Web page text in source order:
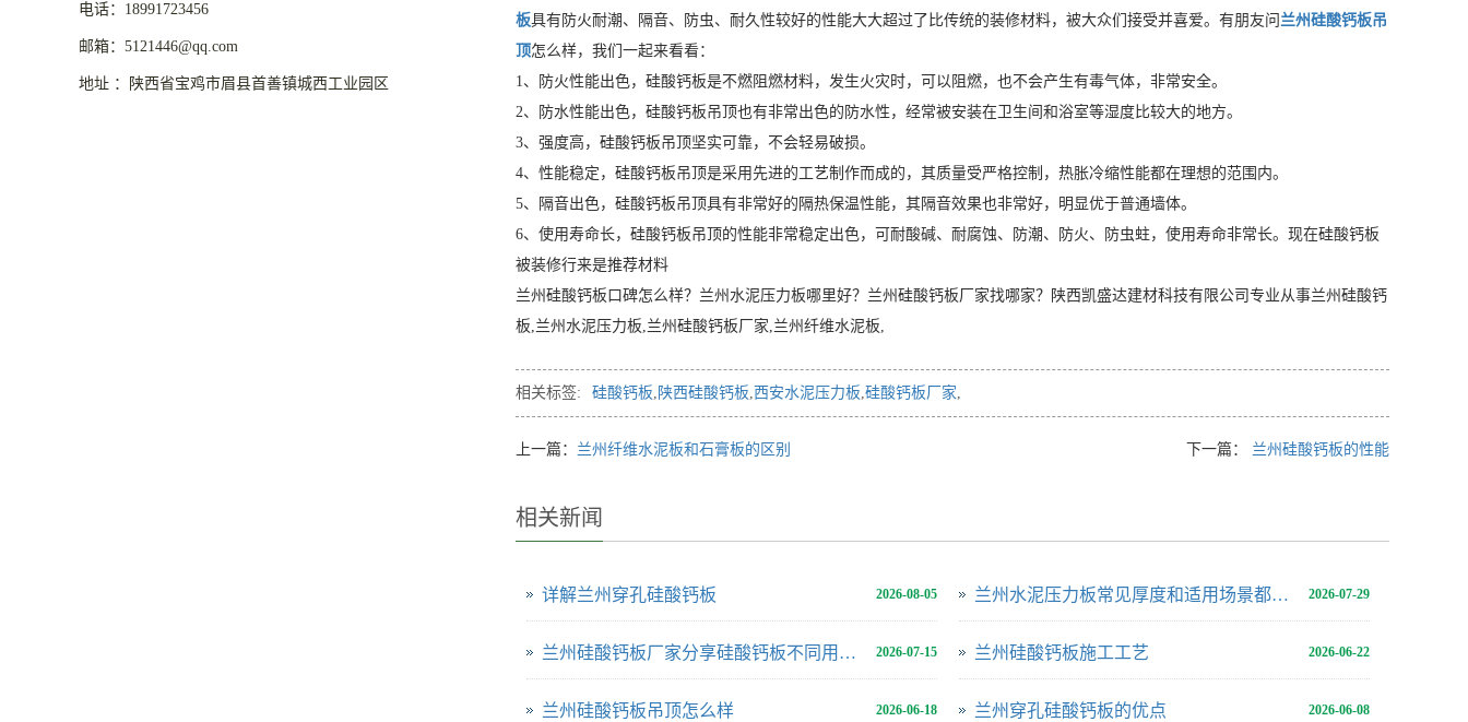
电话：18991723456
邮箱：5121446@qq.com
地址 ：陕西省宝鸡市眉县首善镇城西工业园区
板具有防火耐潮、隔音、防虫、耐久性较好的性能大大超过了比传统的装修材料，被大众们接受并喜爱。有朋友问 兰州硅酸钙板吊
顶怎么样，我们一起来看看：
1、防火性能出色，硅酸钙板是不燃阻燃材料，发生火灾时，可以阻燃，也不会产生有毒气体，非常安全。
2、防水性能出色，硅酸钙板吊顶也有非常出色的防水性，经常被安装在卫生间和浴室等湿度比较大的地方。
3、强度高，硅酸钙板吊顶坚实可靠，不会轻易破损。
4、性能稳定，硅酸钙板吊顶是采用先进的工艺制作而成的，其质量受严格控制，热胀冷缩性能都在理想的范围内。
5、隔音出色，硅酸钙板吊顶具有非常好的隔热保温性能，其隔音效果也非常好，明显优于普通墙体。
6、使用寿命长，硅酸钙板吊顶的性能非常稳定出色，可耐酸碱、耐腐蚀、防潮、防火、防虫蛀，使用寿命非常长。现在硅酸钙板
被装修行来是推荐材料
兰州硅酸钙板口碑怎么样？兰州水泥压力板哪里好？兰州硅酸钙板厂家找哪家？陕西凯盛达建材科技有限公司专业从事兰州硅酸钙
板,兰州水泥压力板,兰州硅酸钙板厂家,兰州纤维水泥板,
相关标签: 硅酸钙板, 陕西硅酸钙板,西安水泥压力板,硅酸钙板厂家,
上一篇： 兰州纤维水泥板和石膏板的区别 下一篇： 兰州硅酸钙板的性能
相关新闻
2026-08-05
详解兰州穿孔硅酸钙板 2026-07-29
兰州水泥压力板常见厚度和适用场景都有哪些？
2026-07-15
兰州硅酸钙板厂家分享硅酸钙板不同用途用多厚合适 2026-06-22
兰州硅酸钙板施工工艺
2026-06-18
兰州硅酸钙板吊顶怎么样 2026-06-08
兰州穿孔硅酸钙板的优点